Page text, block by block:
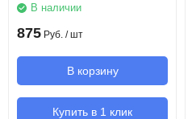
В наличии
875 Руб. / шт
В корзину
Купить в 1 клик